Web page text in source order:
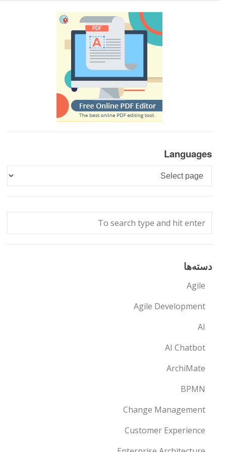
Languages
Languages
دسته‌ها
Agile
Agile Development
AI
AI Chatbot
ArchiMate
BPMN
Change Management
Customer Experience